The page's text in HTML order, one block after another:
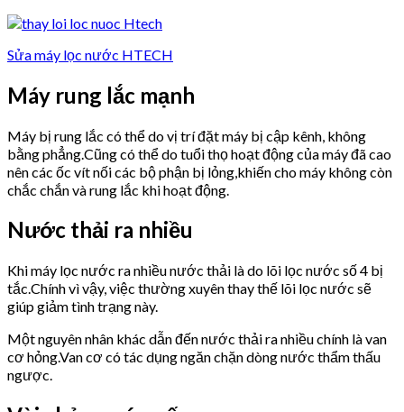
Sửa máy lọc nước HTECH
Máy rung lắc mạnh
Máy bị rung lắc có thể do vị trí đặt máy bị cập kênh, không
bằng phẳng.Cũng có thể do tuổi thọ hoạt động của máy đã cao
nên các ốc vít nối các bộ phận bị lỏng,khiến cho máy không còn
chắc chắn và rung lắc khi hoạt động.
Nước thải ra nhiều
Khi máy lọc nước ra nhiều nước thải là do lõi lọc nước số 4 bị
tắc.Chính vì vậy, việc thường xuyên thay thế lõi lọc nước sẽ
giúp giảm tình trạng này.
Một nguyên nhân khác dẫn đến nước thải ra nhiều chính là van
cơ hỏng.Van cơ có tác dụng ngăn chặn dòng nước thẩm thấu
ngược.